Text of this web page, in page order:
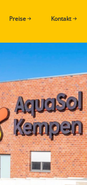
Preise Kontakt